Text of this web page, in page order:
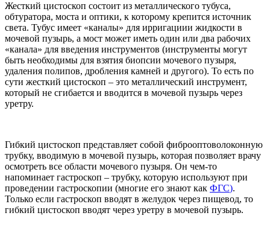
Жесткий цистоскоп состоит из металлического тубуса,
обтуратора, моста и оптики, к которому крепится источник
света. Тубус имеет «каналы» для ирригациии жидкости в
мочевой пузырь, а мост может иметь один или два рабочих
«канала» для введения инструментов (инструменты могут
быть необходимы для взятия биопсии мочевого пузыря,
удаления полипов, дробления камней и другого). То есть по
сути жесткий цистоскоп – это металлический инструмент,
который не сгибается и вводится в мочевой пузырь через
уретру.
Гибкий цистоскоп представляет собой фиброоптоволоконную
трубку, вводимую в мочевой пузырь, которая позволяет врачу
осмотреть все области мочевого пузыря. Он чем-то
напоминает гастроскоп – трубку, которую используют при
проведении гастроскопии (многие его знают как ФГС).
Только если гастроскоп вводят в желудок через пищевод, то
гибкий цистоскоп вводят через уретру в мочевой пузырь.